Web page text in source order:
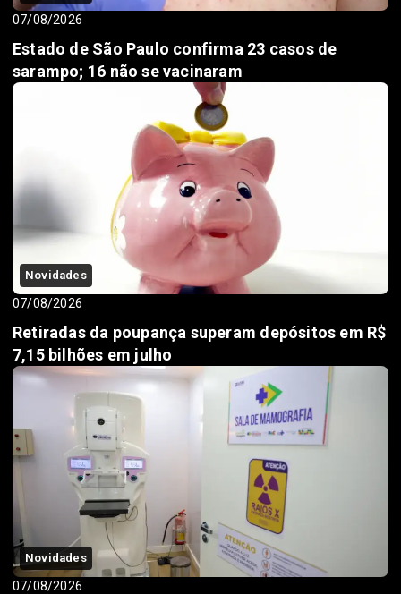
07/08/2026
Estado de São Paulo confirma 23 casos de
sarampo; 16 não se vacinaram
Novidades
07/08/2026
Retiradas da poupança superam depósitos em R$
7,15 bilhões em julho
Novidades
07/08/2026